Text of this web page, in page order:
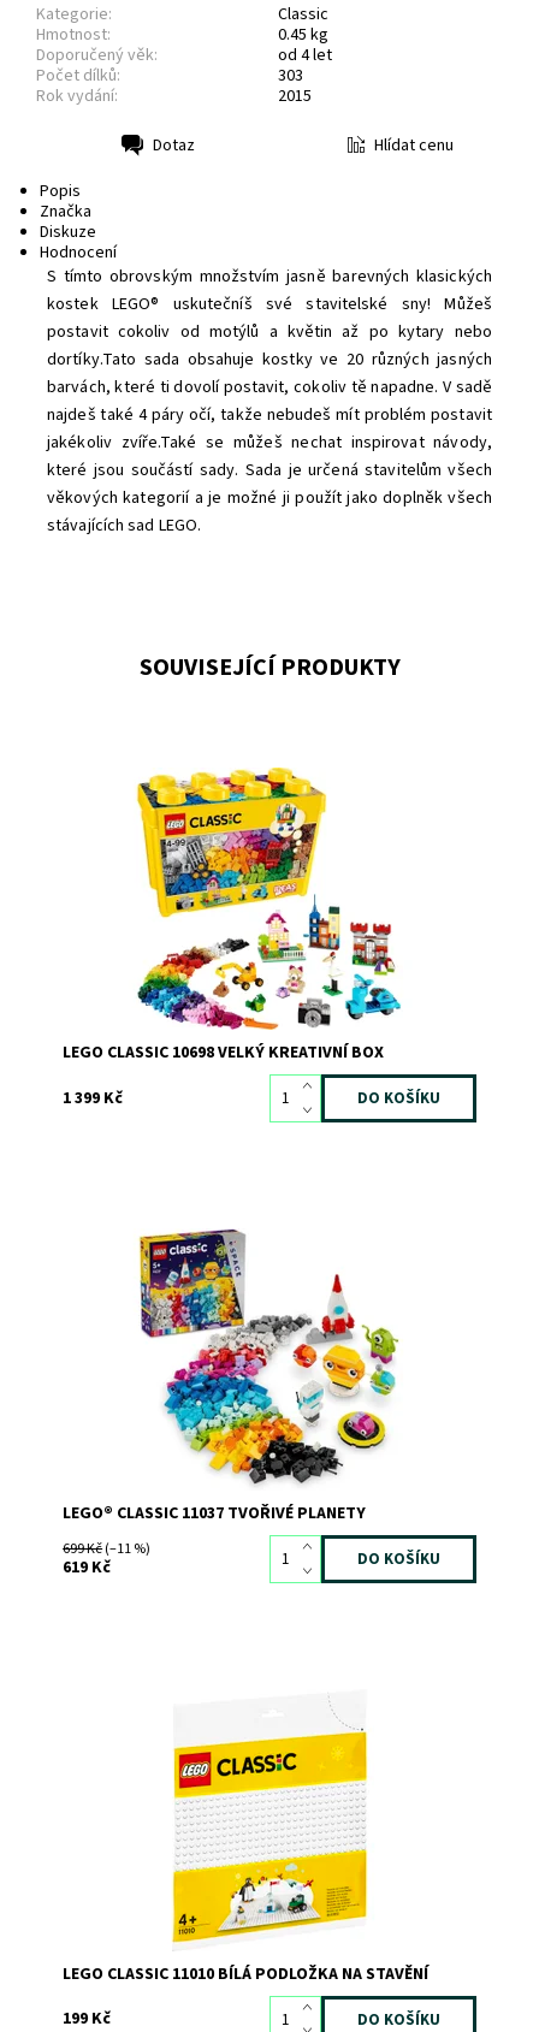
Kategorie:
Classic
Hmotnost:
0.45 kg
Doporučený věk:
od 4 let
Počet dílků:
303
Rok vydání:
2015
Dotaz
Hlídat cenu
Popis
Značka
Diskuze
Hodnocení
S tímto obrovským množstvím jasně barevných klasických
kostek LEGO® uskutečníš své stavitelské sny! Můžeš
postavit cokoliv od motýlů a květin až po kytary nebo
dortíky.Tato sada obsahuje kostky ve 20 různých jasných
barvách, které ti dovolí postavit, cokoliv tě napadne. V sadě
najdeš také 4 páry očí, takže nebudeš mít problém postavit
jakékoliv zvíře.Také se můžeš nechat inspirovat návody,
které jsou součástí sady. Sada je určená stavitelům všech
věkových kategorií a je možné ji použít jako doplněk všech
stávajících sad LEGO.
SOUVISEJÍCÍ PRODUKTY
S tímto obrovským boxem plným klasických kostek
LEGO® zažiješ spoustu zábavy!
Dostupnost:
Skladem3
1949
LEGO
LEGO CLASSIC 10698 VELKÝ KREATIVNÍ BOX
1 399 Kč
Postavte si z kostek LEGO® vlastní sluneční soustavu a
Dostupnost:
Skladem2
11370
LEGO
LEGO® CLASSIC 11037 TVOŘIVÉ PLANETY
699 Kč(–11 %)
619 Kč
Stavějte, hrajte si a vystavujte ve velkém!
Skladem >3
6386
LEGO
LEGO CLASSIC 11010 BÍLÁ PODLOŽKA NA STAVĚNÍ
199 Kč